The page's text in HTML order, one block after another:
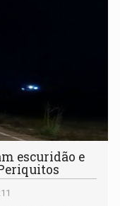
escuridão e